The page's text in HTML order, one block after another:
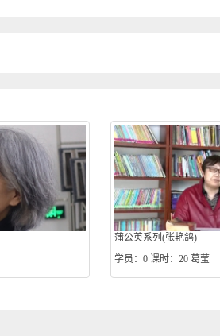
蒲公英系列(张艳鸽)
学员：0 课时：20 葛莹